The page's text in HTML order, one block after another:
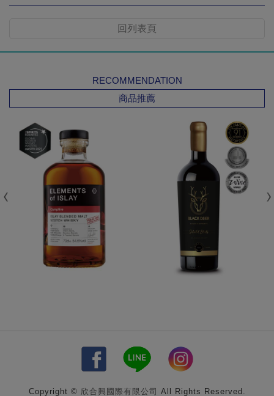
回列表頁
RECOMMENDATION
商品推薦
Copyright © 欣合興國際有限公司 All Rights Reserved.